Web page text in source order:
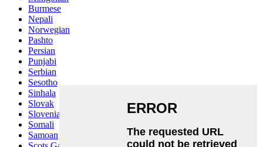
Burmese
Nepali
Norwegian
Pashto
Persian
Punjabi
Serbian
Sesotho
Sinhala
Slovak
Slovenian
Somali
Samoan